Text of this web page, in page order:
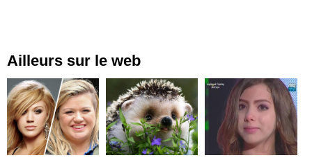
Ailleurs sur le web